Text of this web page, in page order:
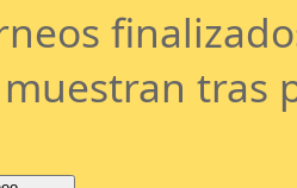
tras